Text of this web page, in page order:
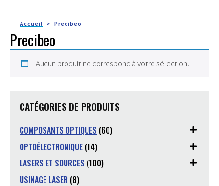
Accueil Precibeo
Precibeo
Aucun produit ne correspond à votre sélection.
CATÉGORIES DE PRODUITS
COMPOSANTS OPTIQUES (60)
OPTOÉLECTRONIQUE (14)
LASERS ET SOURCES (100)
USINAGE LASER (8)